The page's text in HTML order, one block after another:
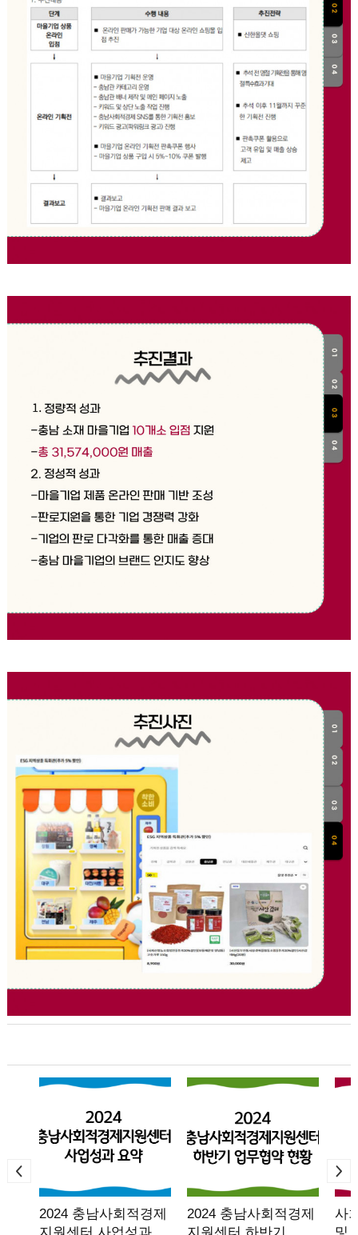
2024 충남사회적경제
2024 충남사회적경제
사